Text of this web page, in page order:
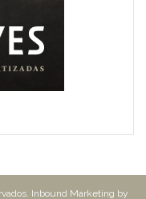
Inbound Marketing by